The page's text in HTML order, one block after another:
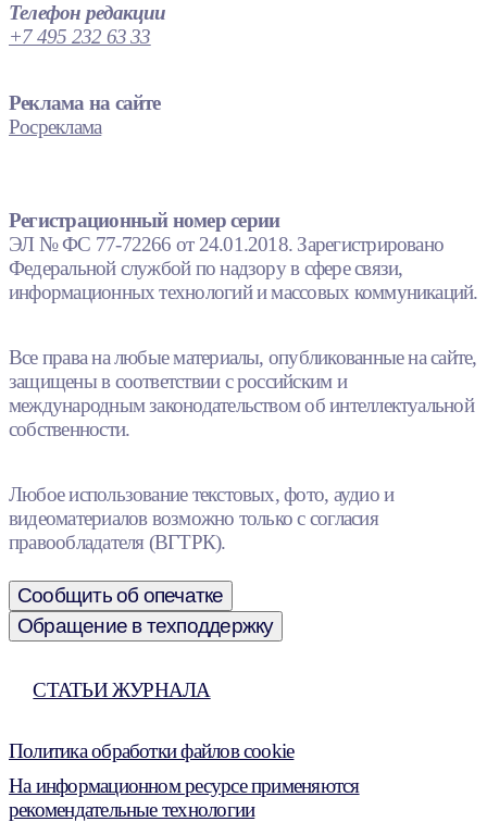
Телефон редакции
+7 495 232 63 33
Реклама на сайте
Росреклама
Регистрационный номер серии
ЭЛ № ФС 77-72266 от 24.01.2018. Зарегистрировано
Федеральной службой по надзору в сфере связи,
информационных технологий и массовых коммуникаций.
Все права на любые материалы, опубликованные на сайте,
защищены в соответствии с российским и
международным законодательством об интеллектуальной
собственности.
Любое использование текстовых, фото, аудио и
видеоматериалов возможно только с согласия
правообладателя (ВГТРК).
Сообщить об опечатке
Обращение в техподдержку
СТАТЬИ ЖУРНАЛА
Политика обработки файлов cookie
На информационном ресурсе применяются
рекомендательные технологии